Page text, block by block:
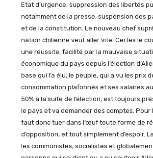
Etat d’urgence, suppression des libertés
notamment de la presse, suspension des
et de la constitution. Le nouveau chef
nation chilienne veut aller vite. Certes le
une réussite, facilité par la mauvaise
économique du pays depuis l’élection
base qui l’a élu, le peuple, qui a vu les prix
consommation plafonnés et ses salaires
50% à la suite de l’élection, est toujours
le pays et va demander des comptes. Pour
faut donc tuer dans l’œuf toute forme de
d’opposition, et tout simplement d’espoir.
les communistes, socialistes et